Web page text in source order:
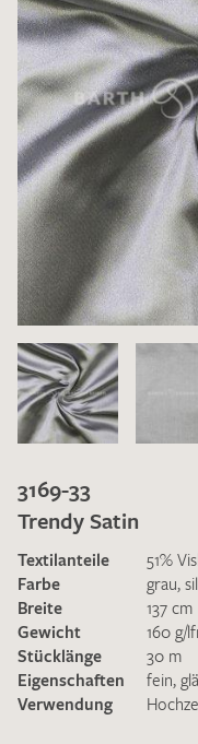
Ich bin damit
zur Beantwortung
Die
genommen und
3169-33
Trendy Satin
Textilanteile
51%
Farbe
grau,
Breite
137 cm
Gewicht
160 g/
Stücklänge
30 m
Eigenschaften
fein,
Verwendung